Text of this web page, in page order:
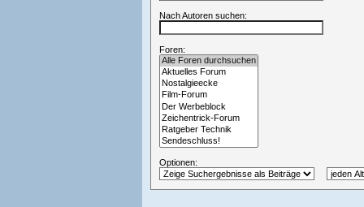
Nach Autoren suchen:
Foren:
Optionen: